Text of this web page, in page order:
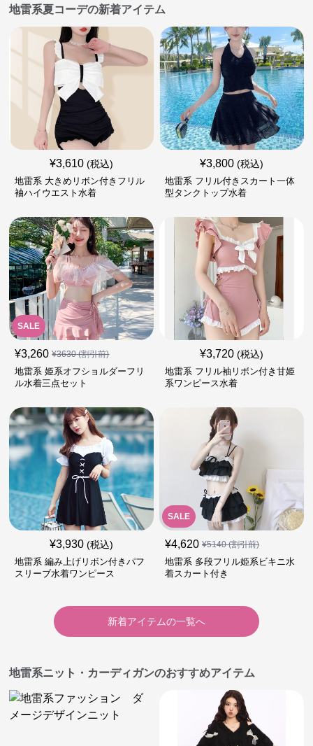
地雷系夏コーデの新着アイテム
¥3,610 (税込)
地雷系 大きめリボン付きフリル
袖ハイウエスト水着
¥3,800 (税込)
地雷系 フリル付きスカート一体
型タンクトップ水着
SALE
¥3,260 ¥3630(割引前)
地雷系 姫系オフショルダーフリ
ル水着三点セット
¥3,720 (税込)
地雷系 フリル袖リボン付き甘姫
系ワンピース水着
¥3,930 (税込)
地雷系 編み上げリボン付きパフ
スリーブ水着ワンピース
SALE
¥4,620 ¥5140(割引前)
地雷系 多段フリル姫系ビキニ水
着スカート付き
新着アイテムの一覧へ
地雷系ニット・カーディガンのおすすめアイテム